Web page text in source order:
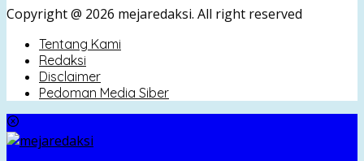
Copyright @ 2026 mejaredaksi. All right reserved
Tentang Kami
Redaksi
Disclaimer
Pedoman Media Siber